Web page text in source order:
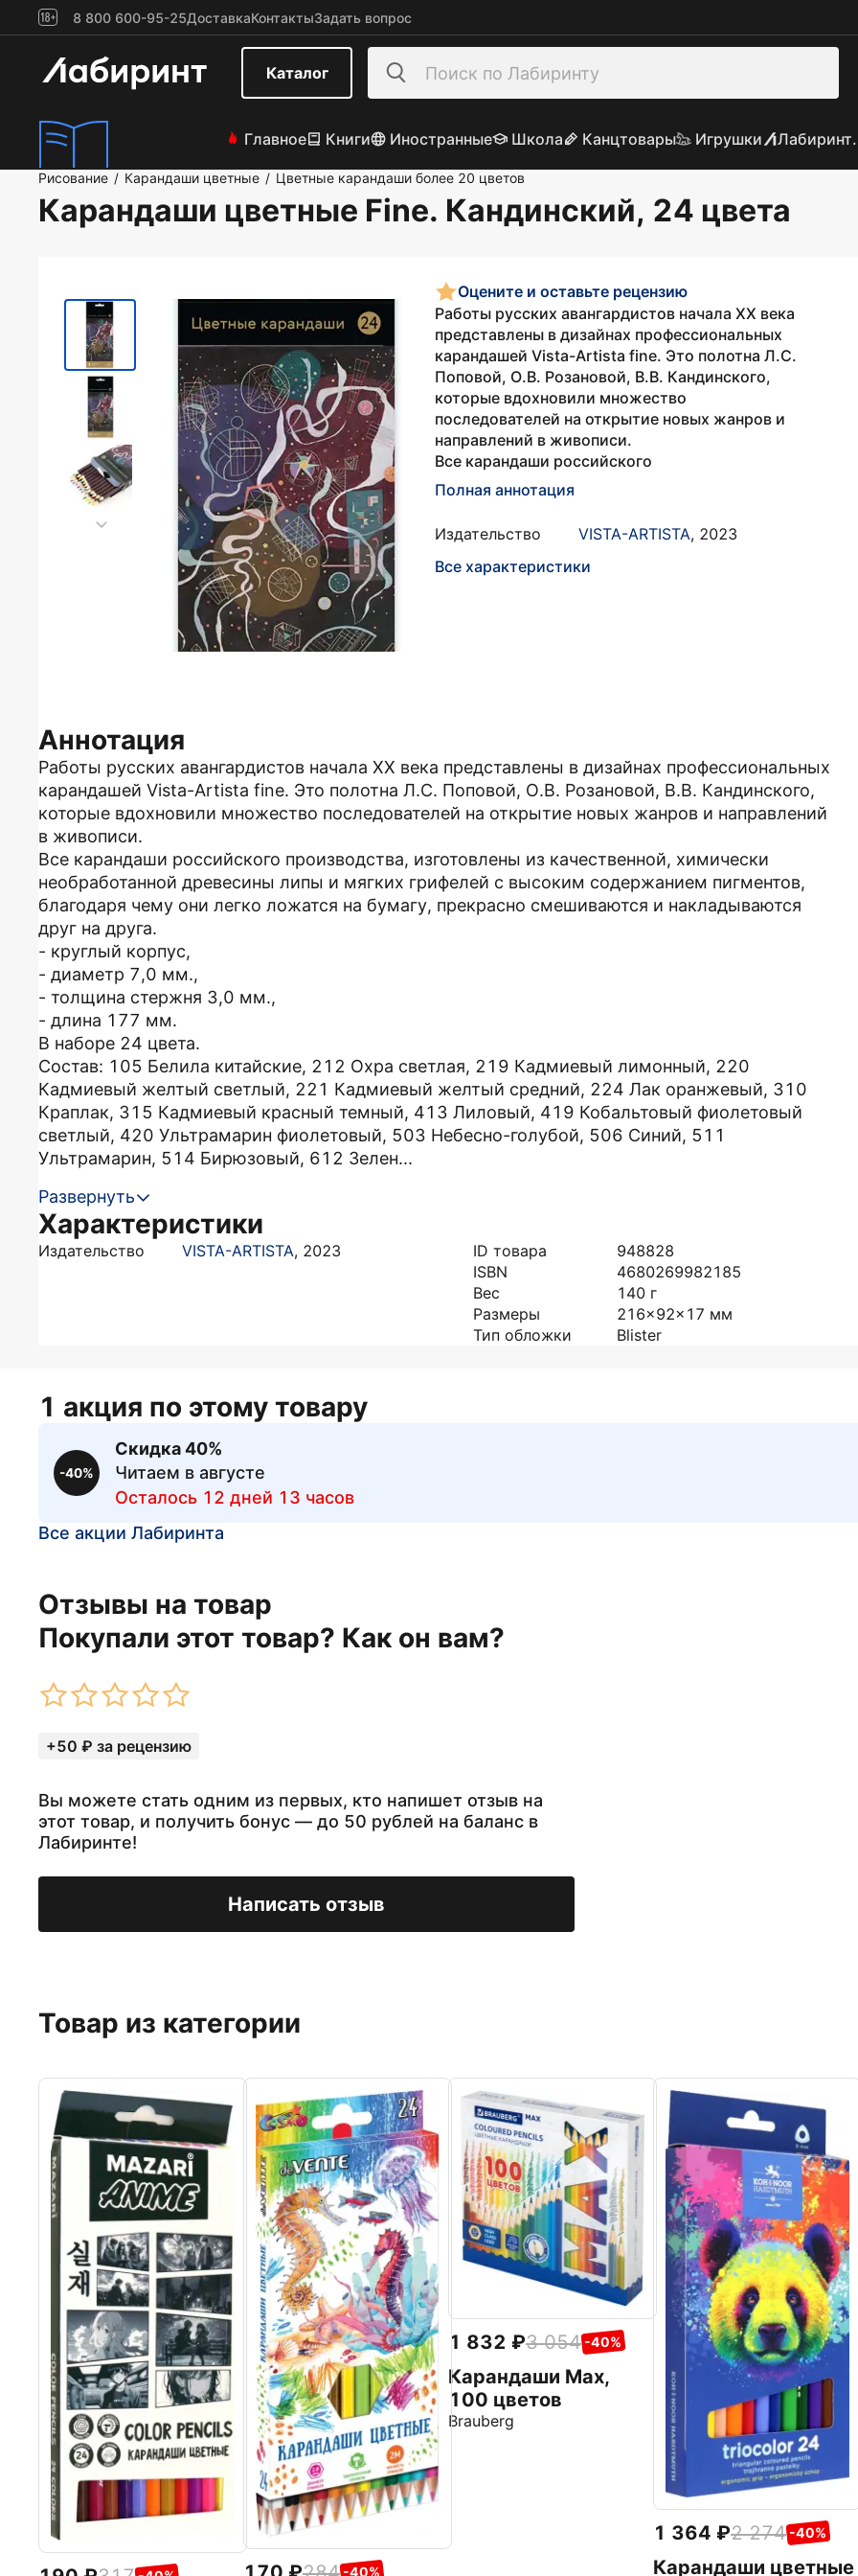
8 800 600-95-25ДоставкаКонтактыЗадать вопрос
Каталог
Главное Книги Иностранные Школа Канцтовары Игрушки
Рисование / Карандаши цветные / Цветные карандаши более 20 цветов
Карандаши цветные Fine. Кандинский, 24 цвета
Оцените и оставьте рецензию
Работы русских авангардистов начала ХХ века
представлены в дизайнах профессиональных
карандашей Vista-Artista fine. Это полотна Л.С.
Поповой, О.В. Розановой, В.В. Кандинского,
которые вдохновили множество
последователей на открытие новых жанров и
направлений в живописи.
Все карандаши российского
Полная аннотация
Издательство VISTA-ARTISTA, 2023
Все характеристики
Аннотация
Работы русских авангардистов начала ХХ века представлены в дизайнах профессиональных
карандашей Vista-Artista fine. Это полотна Л.С. Поповой, О.В. Розановой, В.В. Кандинского,
которые вдохновили множество последователей на открытие новых жанров и направлений
в живописи.
Все карандаши российского производства, изготовлены из качественной, химически
необработанной древесины липы и мягких грифелей с высоким содержанием пигментов,
благодаря чему они легко ложатся на бумагу, прекрасно смешиваются и накладываются
друг на друга.
- круглый корпус,
- диаметр 7,0 мм.,
- толщина стержня 3,0 мм.,
- длина 177 мм.
В наборе 24 цвета.
Состав: 105 Белила китайские, 212 Охра светлая, 219 Кадмиевый лимонный, 220
Кадмиевый желтый светлый, 221 Кадмиевый желтый средний, 224 Лак оранжевый, 310
Краплак, 315 Кадмиевый красный темный, 413 Лиловый, 419 Кобальтовый фиолетовый
светлый, 420 Ультрамарин фиолетовый, 503 Небесно-голубой, 506 Синий, 511
Ультрамарин, 514 Бирюзовый, 612 Зелен...
Развернуть
Характеристики
Издательство VISTA-ARTISTA, 2023 ID товара
948828
ISBN
4680269982185
Вес
140 г
Размеры
216x92x17 мм
Тип обложки
Blister
1 акция по этому товару
-40%
Скидка 40%
Читаем в августе
Осталось 12 дней 13 часов
Все акции Лабиринта
Отзывы на товар
Покупали этот товар? Как он вам?
+50 ₽ за рецензию
Вы можете стать одним из первых, кто напишет отзыв на
этот товар, и получить бонус — до 50 рублей на баланс в
Лабиринте!
Написать отзыв
Товар из категории
-40%
1 832 3 054 -40%
Карандаши Max,
100 цветов
Brauberg
1 364 2 274 -40%
Карандаши цветные